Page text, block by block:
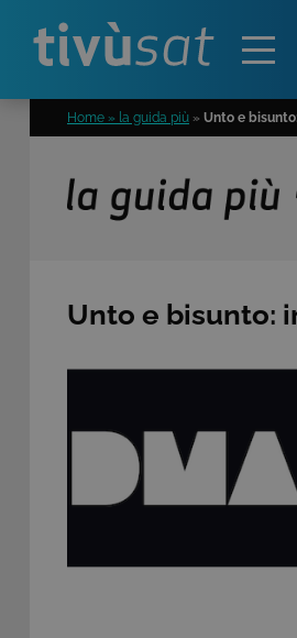
Home » la guida più » Unto e
Unto e bisunto: